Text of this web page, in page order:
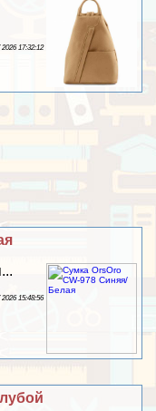
2026 17:32:12
2026 15:48:56